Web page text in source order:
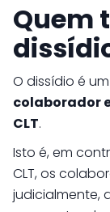
Quem
O dissídio é
colaborador
CLT.
Isto é, em
CLT, os
judicialmente,